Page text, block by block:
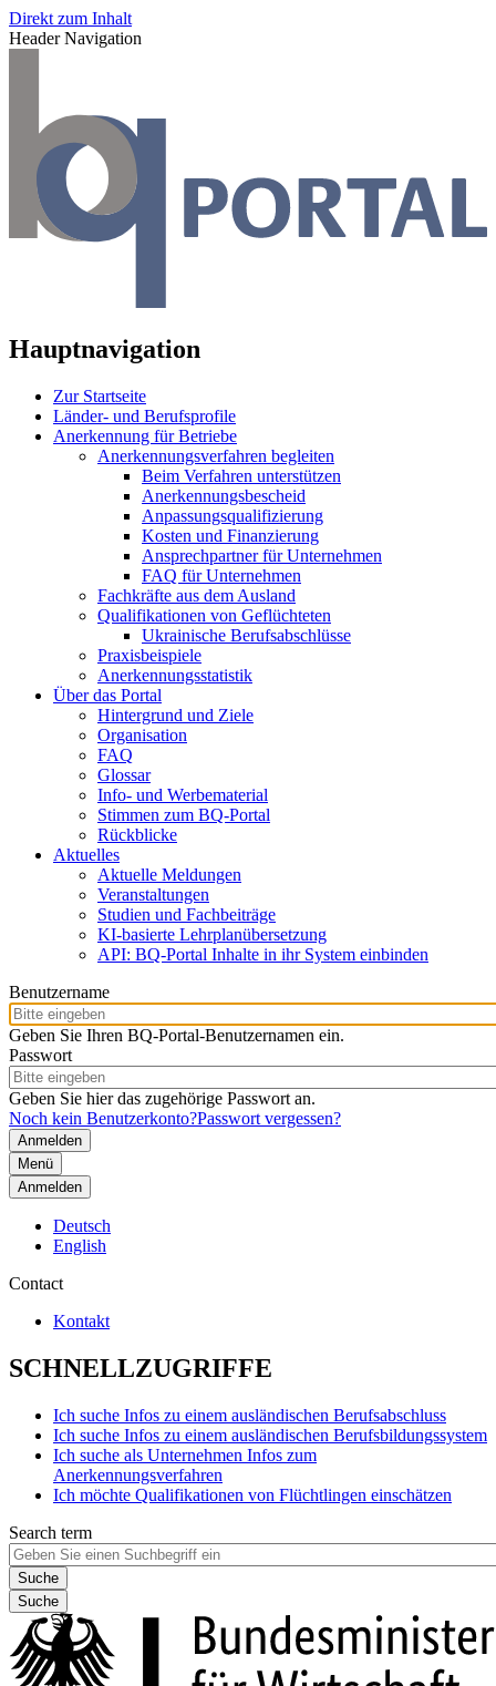
Direkt zum Inhalt
Header Navigation
Hauptnavigation
Zur Startseite
Länder- und Berufsprofile
Anerkennung für Betriebe
Anerkennungsverfahren begleiten
Beim Verfahren unterstützen
Anerkennungsbescheid
Anpassungsqualifizierung
Kosten und Finanzierung
Ansprechpartner für Unternehmen
FAQ für Unternehmen
Fachkräfte aus dem Ausland
Qualifikationen von Geflüchteten
Ukrainische Berufsabschlüsse
Praxisbeispiele
Anerkennungsstatistik
Über das Portal
Hintergrund und Ziele
Organisation
FAQ
Glossar
Info- und Werbematerial
Stimmen zum BQ-Portal
Rückblicke
Aktuelles
Aktuelle Meldungen
Veranstaltungen
Studien und Fachbeiträge
KI-basierte Lehrplanübersetzung
API: BQ-Portal Inhalte in ihr System einbinden
Benutzername
Geben Sie Ihren BQ-Portal-Benutzernamen ein.
Passwort
Geben Sie hier das zugehörige Passwort an.
Noch kein Benutzerkonto?Passwort vergessen?
Menü
Anmelden
Deutsch
English
Contact
Kontakt
SCHNELLZUGRIFFE
Ich suche Infos zu einem ausländischen Berufsabschluss
Ich suche Infos zu einem ausländischen Berufsbildungssystem
Ich suche als Unternehmen Infos zum
Anerkennungsverfahren
Ich möchte Qualifikationen von Flüchtlingen einschätzen
Search term
Suche